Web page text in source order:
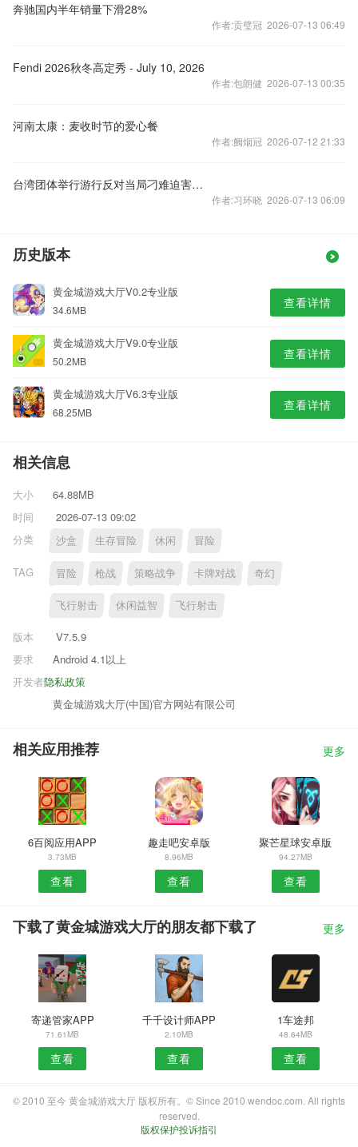
奔驰国内半年销量下滑28%
作者:贡璧冠 2026-07-13 06:49
Fendi 2026秋冬高定秀 - July 10, 2026
作者:包朗健 2026-07-13 00:35
河南太康：麦收时节的爱心餐
作者:阙烟冠 2026-07-12 21:33
台湾团体举行游行反对当局刁难迫害大陆配偶
作者:习环晓 2026-07-13 06:09
历史版本
黄金城游戏大厅V0.2专业版
34.6MB 查看详情
黄金城游戏大厅V9.0专业版
50.2MB 查看详情
黄金城游戏大厅V6.3专业版
68.25MB 查看详情
相关信息
大小
64.88MB
时间
2026-07-13 09:02
分类
沙盒 生存冒险 休闲 冒险
TAG 冒险 枪战 策略战争 卡牌对战 奇幻
飞行射击 休闲益智 飞行射击
版本
V7.5.9
要求
Android 4.1以上
隐私政策
开发者
黄金城游戏大厅(中国)官方网站有限公司
相关应用推荐 更多
6百阅应用APP
3.73MB
查看
趣走吧安卓版
8.96MB
查看
聚芒星球安卓版
94.27MB
查看
下载了黄金城游戏大厅的朋友都下载了 更多
寄递管家APP
71.61MB
查看
千千设计师APP
2.10MB
查看
1车途邦
48.64MB
查看
© 2010 至今 黄金城游戏大厅 版权所有。© Since 2010 wendoc.com. All rights
reserved.
版权保护投诉指引